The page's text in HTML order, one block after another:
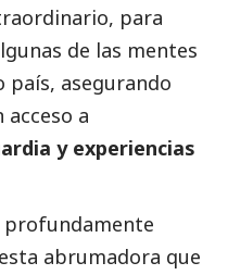
para
de las mentes
asegurando
a
y experiencias
profundamente
abrumadora que